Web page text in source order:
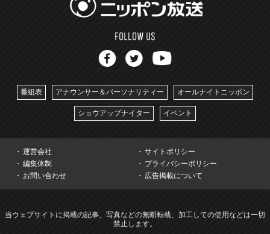
番組表 アナウンサー＆パーソナリティー オールナイトニッポン
ショウアップナイター イベント
運営会社
サイトポリシー
編集体制
プライバシーポリシー
お問い合わせ
広告掲載について
当ウェブサイトに掲載の記事、写真などの無断転載、加工しての使用などは一切
禁止します。